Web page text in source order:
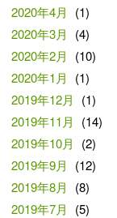
2020年4月
(1)
2020年3月
(4)
2020年2月
(10)
2020年1月
(1)
2019年12月
(1)
2019年11月
(14)
2019年10月
(2)
2019年9月
(12)
2019年8月
(8)
2019年7月
(5)